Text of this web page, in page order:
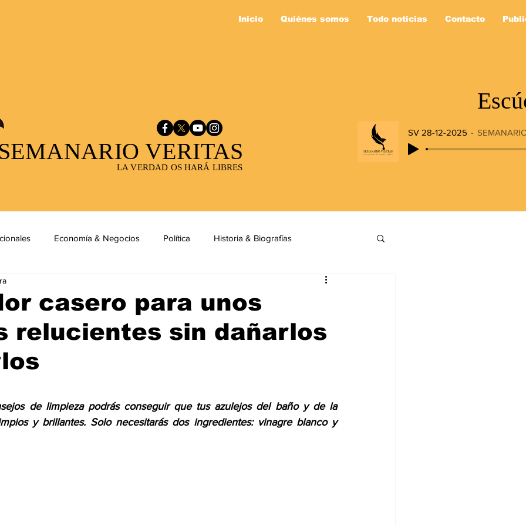
Inicio Quiénes somos Todo noticias Contacto
LA VERDAD OS HARÁ LIBRES
VERITAS
SV 28-12-2025
Economía & Negocios Política Historia & Biografías
Animal Arte & Cultura Deportes
casero para unos
relucientes sin dañarlos
de limpieza podrás conseguir que tus azulejos del baño y de la
y brillantes. Solo necesitarás dos ingredientes: vinagre blanco y